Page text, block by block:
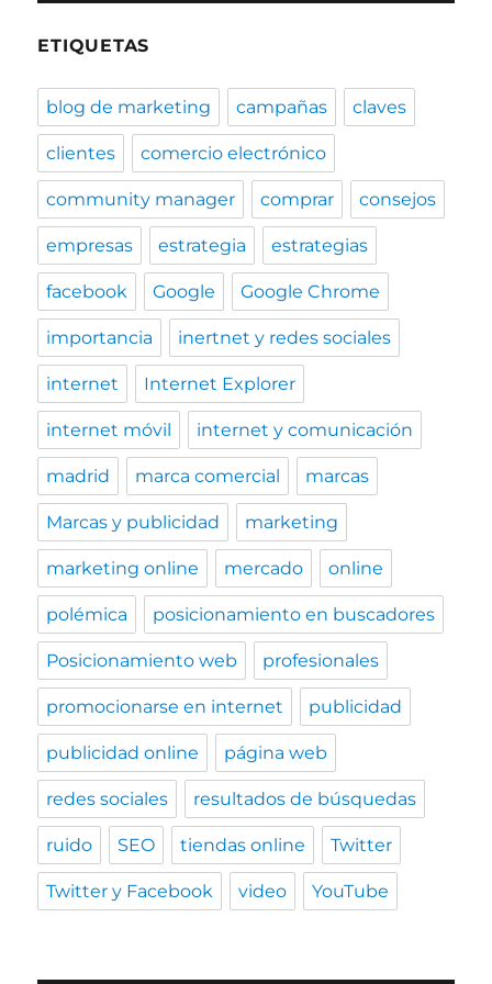
ETIQUETAS
blog de marketing campañas claves
clientes comercio electrónico
community manager comprar consejos
empresas estrategia estrategias
facebook Google Google Chrome
importancia inertnet y redes sociales
internet Internet Explorer
internet móvil internet y comunicación
madrid marca comercial marcas
Marcas y publicidad marketing
marketing online mercado online
polémica posicionamiento en buscadores
Posicionamiento web profesionales
promocionarse en internet publicidad
publicidad online página web
redes sociales resultados de búsquedas
ruido SEO tiendas online Twitter
Twitter y Facebook video YouTube